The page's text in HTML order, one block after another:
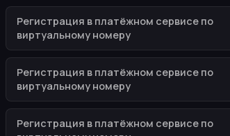
Регистрация в платёжном сервисе по
виртуальному номеру
Регистрация в платёжном сервисе по
виртуальному номеру
Регистрация в платёжном сервисе по